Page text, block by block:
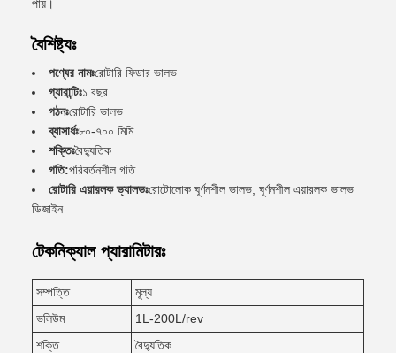
পায়।
বৈশিষ্ট্যঃ
পণ্যের নামঃরোটারি ফিডার ভালভ
গ্যারান্টিঃ১ বছর
গঠনঃরোটারি ভালভ
ব্যাসার্ধঃ৮০-৭০০ মিমি
শক্তিঃবৈদ্যুতিক
গতি:পরিবর্তনশীল গতি
রোটারি এয়ারলক ভ্যালভঃরোটোলোক ঘূর্ণনশীল ভালভ, ঘূর্ণনশীল এয়ারলক ভালভ
ডিজাইন
টেকনিক্যাল প্যারামিটারঃ
সম্পত্তি
মূল্য
ভলিউম
1L-200L/rev
শক্তি
বৈদ্যুতিক